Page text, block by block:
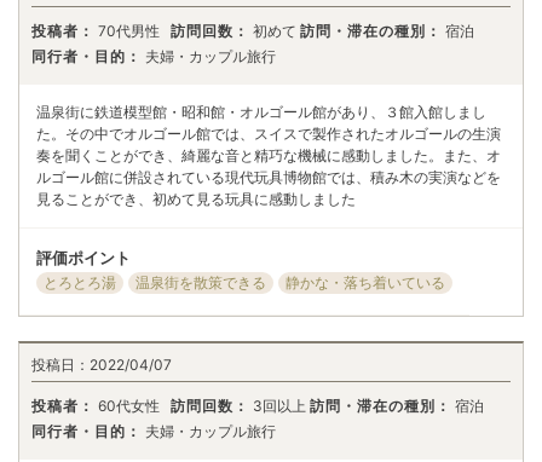
投稿者： 70代男性 訪問回数： 初めて 訪問・滞在の種別： 宿泊
同行者・目的： 夫婦・カップル旅行
温泉街に鉄道模型館・昭和館・オルゴール館があり、３館入館しまし
た。その中でオルゴール館では、スイスで製作されたオルゴールの生演
奏を聞くことができ、綺麗な音と精巧な機械に感動しました。また、オ
ルゴール館に併設されている現代玩具博物館では、積み木の実演などを
見ることができ、初めて見る玩具に感動しました
評価ポイント
とろとろ湯 温泉街を散策できる 静かな・落ち着いている
投稿日： 2022/04/07
投稿者： 60代女性 訪問回数： 3回以上 訪問・滞在の種別： 宿泊
同行者・目的： 夫婦・カップル旅行